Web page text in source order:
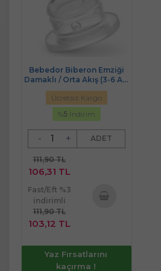
Bebedor Biberon Emziği
Damaklı / Orta Akış (3-6 Ay)
(Kod:352)
Ücretsiz Kargo
%5 İndirim
- + ADET
111,90 TL
106,31 TL
Fast/Eft %3
indirimli
111,90 TL
103,12 TL
Yaz Fırsatlarını
kaçırma !